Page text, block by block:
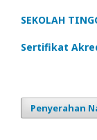
SEKOLAH
Sertifikat
Penyerahan